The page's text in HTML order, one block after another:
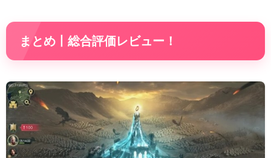
まとめ丨総合評価レビュー！